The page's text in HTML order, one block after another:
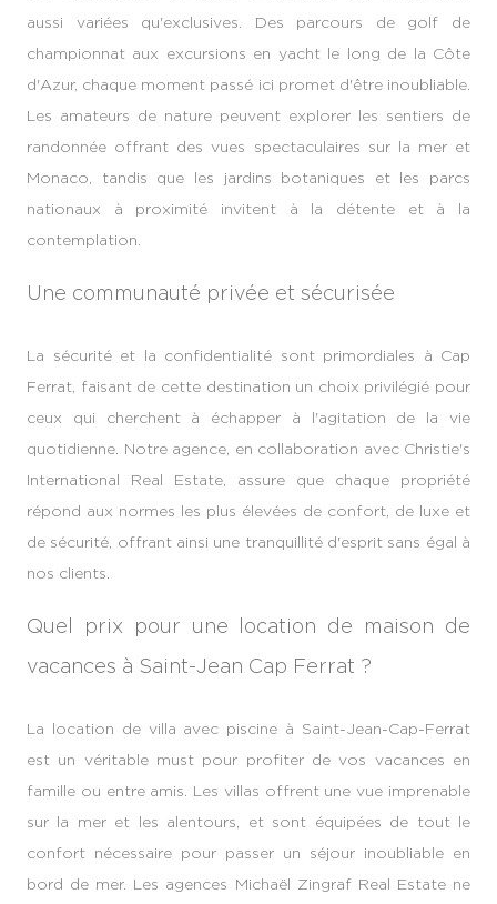
aussi variées qu'exclusives. Des parcours de golf de
championnat aux excursions en yacht le long de la Côte
d'Azur, chaque moment passé ici promet d'être inoubliable.
Les amateurs de nature peuvent explorer les sentiers de
randonnée offrant des vues spectaculaires sur la mer et
Monaco, tandis que les jardins botaniques et les parcs
nationaux à proximité invitent à la détente et à la
contemplation.
Une communauté privée et sécurisée
La sécurité et la confidentialité sont primordiales à Cap
Ferrat, faisant de cette destination un choix privilégié pour
ceux qui cherchent à échapper à l'agitation de la vie
quotidienne. Notre agence, en collaboration avec Christie's
International Real Estate, assure que chaque propriété
répond aux normes les plus élevées de confort, de luxe et
de sécurité, offrant ainsi une tranquillité d'esprit sans égal à
nos clients.
Quel prix pour une location de maison de
vacances à Saint-Jean Cap Ferrat ?
La location de villa avec piscine à Saint-Jean-Cap-Ferrat
est un véritable must pour profiter de vos vacances en
famille ou entre amis. Les villas offrent une vue imprenable
sur la mer et les alentours, et sont équipées de tout le
confort nécessaire pour passer un séjour inoubliable en
bord de mer. Les agences Michaël Zingraf Real Estate ne